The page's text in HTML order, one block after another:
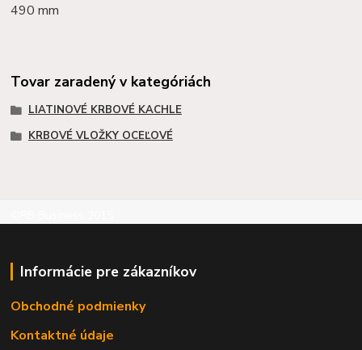
490 mm
Tovar zaradený v kategóriách
LIATINOVÉ KRBOVÉ KACHLE
KRBOVÉ VLOŽKY OCEĽOVÉ
Informácie pre zákazníkov
Obchodné podmienky
Kontaktné údaje